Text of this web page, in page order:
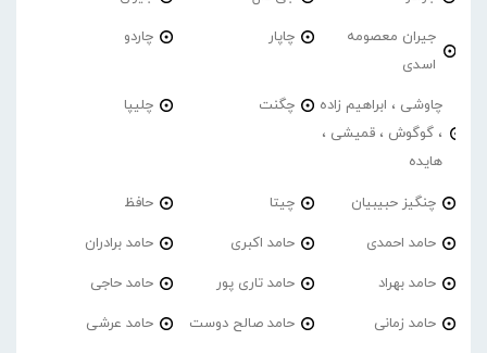
جیران معصومه
اسدی
چاپار چاردو
چاوشی ، ابراهیم زاده
، گوگوش ، قمیشی ،
هایده
چگنت چلیپا
چنگیز حبیبیان چیتا حافظ
حامد احمدی حامد اکبری حامد برادران
حامد بهراد حامد تاری پور حامد حاجی
حامد زمانی حامد صالح دوست حامد عرشی